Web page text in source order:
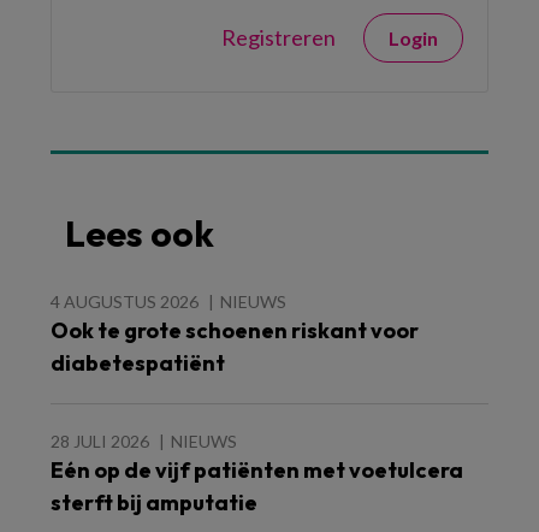
Registreren Login
Lees ook
4 AUGUSTUS 2026 NIEUWS
Ook te grote schoenen riskant voor
diabetespatiënt
28 JULI 2026 NIEUWS
Eén op de vijf patiënten met voetulcera
sterft bij amputatie